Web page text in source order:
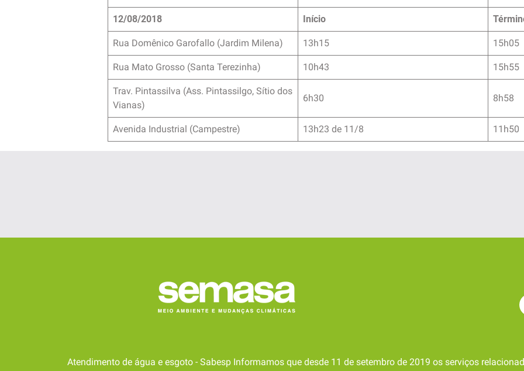
12/08/2018 Início
Rua Domênico Garofallo (Jardim Milena) 13h15 15h05
Rua Mato Grosso (Santa Terezinha) 10h43 15h55
Trav. Pintassilva (Ass. Pintassilgo, Sítio dos
Vianas)
6h30 8h58
Avenida Industrial (Campestre) 13h23 de 11/8 11h50
Atendimento de água e esgoto - Sabesp Informamos que desde 11 de setembro de 2019 os serviços